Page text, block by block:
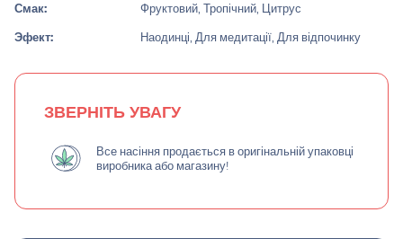
Смак:
Фруктовий, Тропічний, Цитрус
Эфект:
Наодинці, Для медитації, Для відпочинку
ЗВЕРНІТЬ УВАГУ
Все насіння продається в оригінальній упаковці
виробника або магазину!